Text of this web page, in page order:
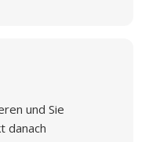
und Sie
danach